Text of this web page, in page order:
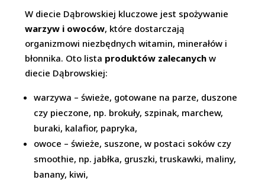
W diecie Dąbrowskiej kluczowe jest spożywanie
warzyw i owoców, które dostarczają
organizmowi niezbędnych witamin, minerałów i
błonnika. Oto lista produktów zalecanych w
diecie Dąbrowskiej:
warzywa – świeże, gotowane na parze, duszone
czy pieczone, np. brokuły, szpinak, marchew,
buraki, kalafior, papryka,
owoce – świeże, suszone, w postaci soków czy
smoothie, np. jabłka, gruszki, truskawki, maliny,
banany, kiwi,